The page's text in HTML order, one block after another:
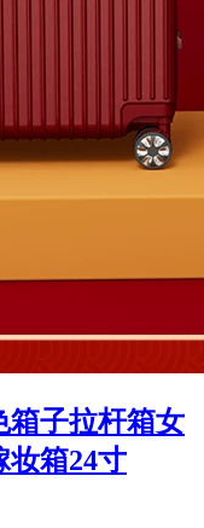
箱子拉杆箱女
妆箱24寸